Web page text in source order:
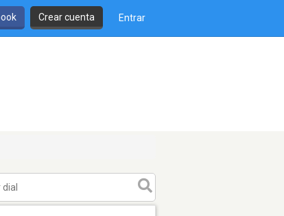
Crear cuenta Entrar